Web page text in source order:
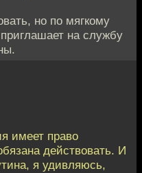
но по мягкому
на службу
имеет право
действовать. И
я удивляюсь,